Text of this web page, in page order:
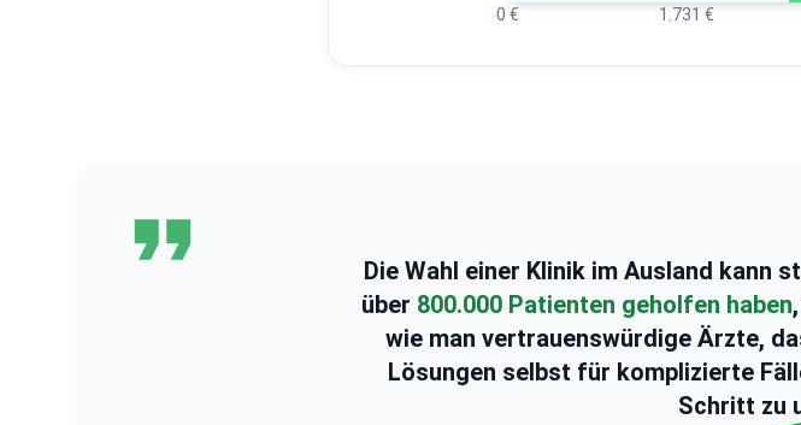
0 € 1.731 €
Die Wahl einer Klinik im Ausland kann
über 800.000 Patienten geholfen haben
wie man vertrauenswürdige Ärzte,
Lösungen selbst für komplizierte
Schritt zu